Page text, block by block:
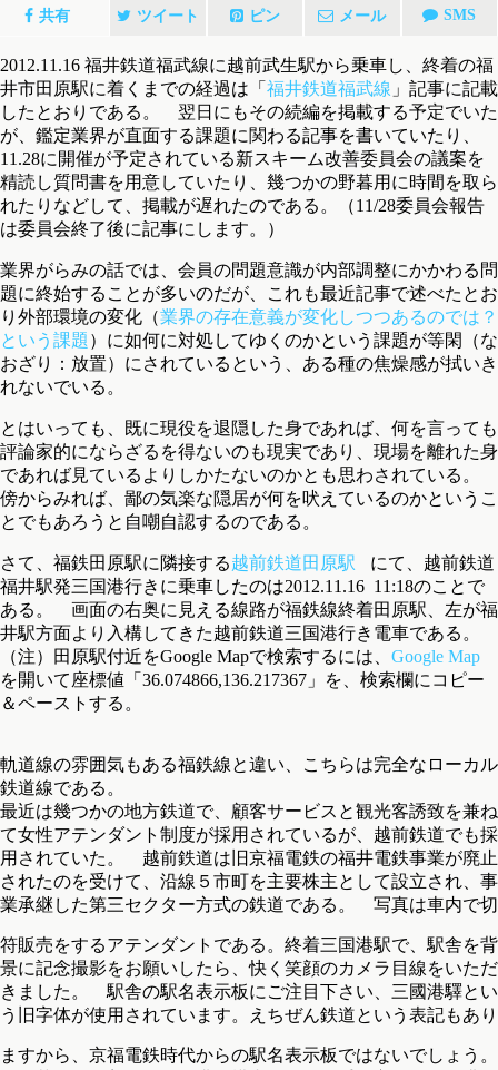
共有 ツイート ピン メール SMS
2012.11.16 福井鉄道福武線に越前武生駅から乗車し、終着の福
井市田原駅に着くまでの経過は「 福井鉄道福武線 」記事に記載
したとおりである。 翌日にもその続編を掲載する予定でいた
が、鑑定業界が直面する課題に関わる記事を書いていたり、
11.28に開催が予定されている新スキーム改善委員会の議案を
精読し質問書を用意していたり、幾つかの野暮用に時間を取ら
れたりなどして、掲載が遅れたのである。（11/28委員会報告
は委員会終了後に記事にします。）
業界がらみの話では、会員の問題意識が内部調整にかかわる問
題に終始することが多いのだが、これも最近記事で述べたとお
り外部環境の変化（業界の存在意義が変化しつつあるのでは？
という課題 ）に如何に対処してゆくのかという課題が等閑（な
おざり：放置）にされているという、ある種の焦燥感が拭いき
れないでいる。
とはいっても、既に現役を退隠した身であれば、何を言っても
評論家的にならざるを得ないのも現実であり、現場を離れた身
であれば見ているよりしかたないのかとも思わされている。
傍からみれば、鄙の気楽な隠居が何を吠えているのかというこ
とでもあろうと自嘲自認するのである。
さて、福鉄田原駅に隣接する越前鉄道田原駅
にて、越前鉄道
福井駅発三国港行きに乗車したのは2012.11.16 11:18のことで
ある。 画面の右奥に見える線路が福鉄線終着田原駅、左が福
井駅方面より入構してきた越前鉄道三国港行き電車である。
（注）田原駅付近をGoogle Mapで検索するには、 Google Map
を開いて座標値「36.074866,136.217367」を、検索欄にコピー
＆ペーストする。
軌道線の雰囲気もある福鉄線と違い、こちらは完全なローカル
鉄道線である。
最近は幾つかの地方鉄道で、顧客サービスと観光客誘致を兼ね
て女性アテンダント制度が採用されているが、越前鉄道でも採
用されていた。 越前鉄道は旧京福電鉄の福井電鉄事業が廃止
されたのを受けて、沿線５市町を主要株主として設立され、事
業承継した第三セクター方式の鉄道である。 写真は車内で切
符販売をするアテンダントである。 終着三国港駅で、駅舎を背
景に記念撮影をお願いしたら、快く笑顔のカメラ目線をいただ
きました。 駅舎の駅名表示板にご注目下さい、三國港驛とい
う旧字体が使用されています。えちぜん鉄道という表記もあり
ますから、京福電鉄時代からの駅名表示板ではないでしょう。